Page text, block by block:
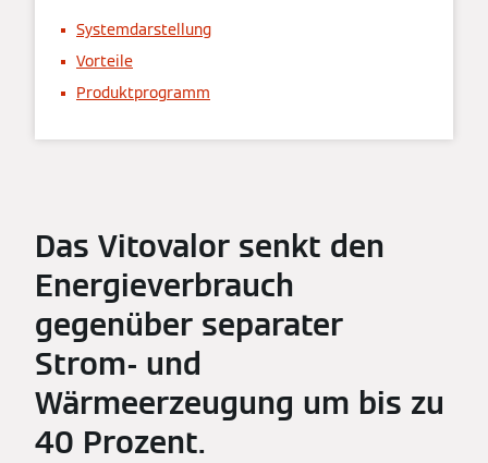
Systemdarstellung
Vorteile
Produktprogramm
Das Vitovalor senkt den
Energieverbrauch
gegenüber separater
Strom- und
Wärmeerzeugung um bis zu
40 Prozent.